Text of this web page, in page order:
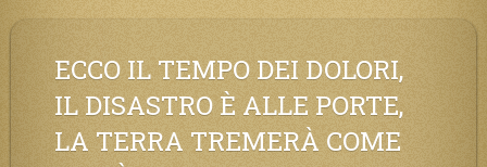
attende
per
essere
goduta
ECCO IL TEMPO DEI DOLORI,
IL DISASTRO È ALLE PORTE,
LA TERRA TREMERÀ COME